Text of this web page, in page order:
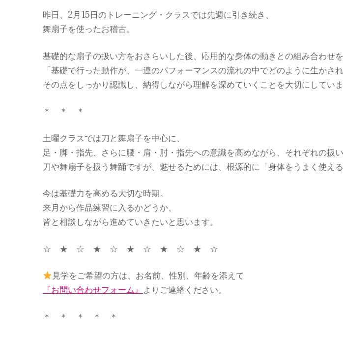
昨日、2月15日のトレーニング・クラスでは先週に引き続き、
舞扇子を使ったお稽古。
基礎的な扇子の扱い方をおさらいした後、応用的な身体の動きとの組み合わせを
「基礎で行った動作が、一連のパフォーマンスの流れの中でどのように生かされ
その点をしっかり認識し、納得しながら理解を深めていくことを大切にしていま
＊ ＊ ＊
土曜クラスでは刀と舞扇子を中心に、
足・脚・指先、さらに腰・肩・肘・指先への意識を高めながら、それぞれの扱
刀や舞扇子を扱う舞踊ですが、魅せるためには、根源的に「身体をうまく使える
今は基礎力を高める大切な時期。
来月から作品練習に入るかどうか、
皆と相談しながら進めていきたいと思います。
☆ ★ ☆ ★ ☆ ★ ☆ ★ ☆ ★ ☆
見学をご希望の方は、お名前、性別、年齢を添えて
『お問い合わせフォーム』 よりご連絡ください。
＊ ＊ ＊ ＊ ＊